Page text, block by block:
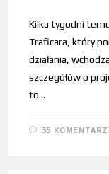
Kilka tygodni
Traficara, który
działania,
szczegółów o
to…
35